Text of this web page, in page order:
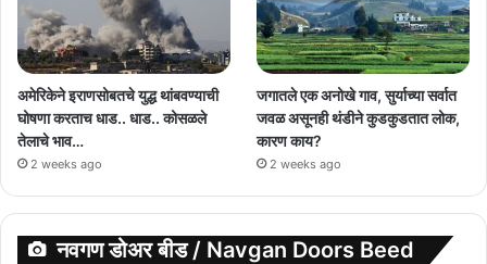
अमेरिकेने इराणसोबतचे युद्ध थांबवण्याची
घोषणा करताच धाड.. धाड.. कोसळले
तेलाचे भाव…
2 weeks ago
जगातले एक अनोखे गाव, सुर्याच्या सर्वात
जवळ असूनही थंडीने कुडकुडतात लोक,
कारण काय?
2 weeks ago
नवगण डोअर बीड / Navgan Doors Beed